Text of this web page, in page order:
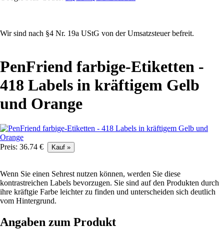
Wir sind nach §4 Nr. 19a UStG von der Umsatzsteuer befreit.
PenFriend farbige-Etiketten -
418 Labels in kräftigem Gelb
und Orange
Preis: 36.74 €
Wenn Sie einen Sehrest nutzen können, werden Sie diese
kontrastreichen Labels bevorzugen. Sie sind auf den Produkten durch
ihre kräftgie Farbe leichter zu finden und unterscheiden sich deutlich
vom Hintergrund.
Angaben zum Produkt